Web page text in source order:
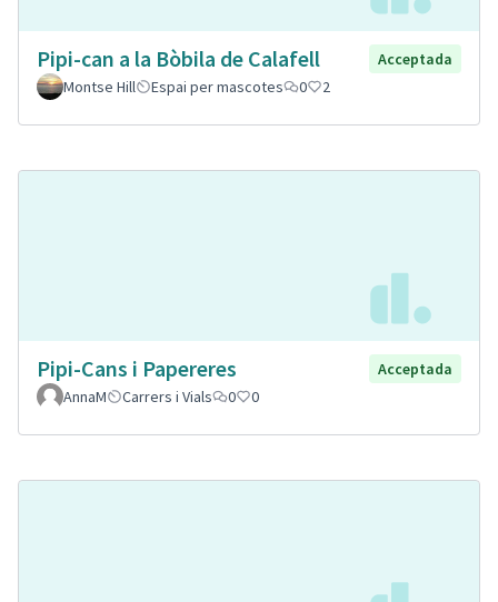
Pipi-can a la Bòbila de Calafell
Acceptada
Montse Hill
Espai per mascotes 0 2
Pipi-Cans i Papereres
Acceptada
AnnaM
Carrers i Vials 0 0